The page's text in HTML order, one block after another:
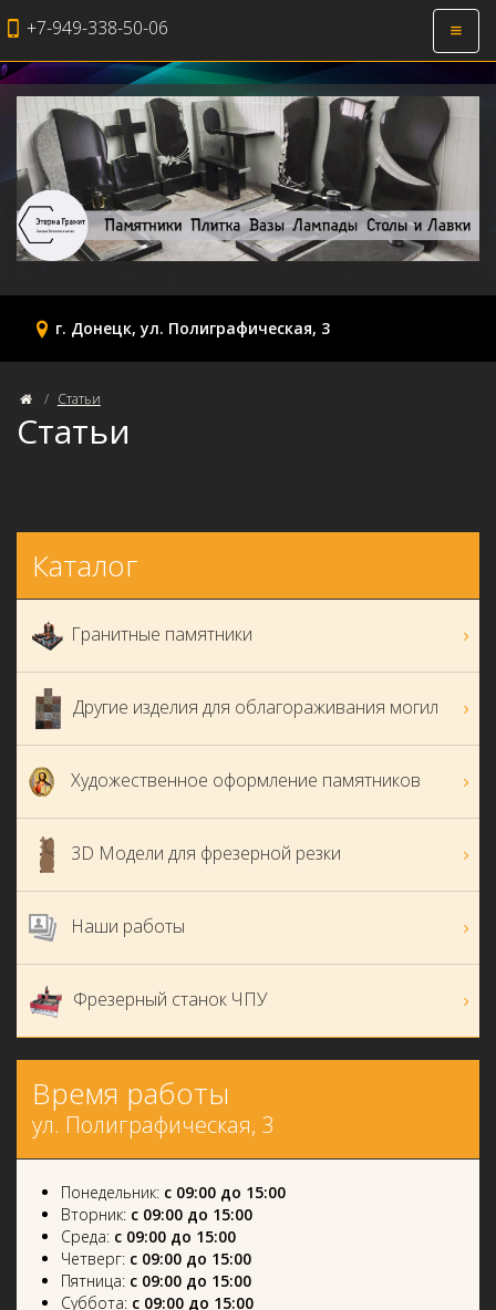
+7-949-338-50-06
г. Донецк, ул. Полиграфическая, 3
Статьи
Статьи
Каталог
Гранитные памятники
Другие изделия для облагораживания могил
Художественное оформление памятников
3D Модели для фрезерной резки
Наши работы
Фрезерный станок ЧПУ
Время работы
ул. Полиграфическая, 3
Понедельник: с 09:00 до 15:00
Вторник: с 09:00 до 15:00
Среда: с 09:00 до 15:00
Четверг: с 09:00 до 15:00
Пятница: с 09:00 до 15:00
Суббота: с 09:00 до 15:00